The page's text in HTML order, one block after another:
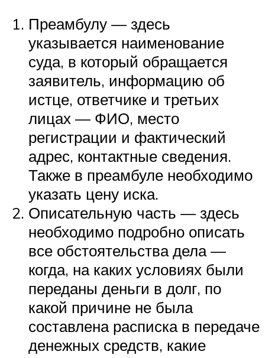
Преамбулу — здесь
указывается наименование
суда, в который обращается
заявитель, информацию об
истце, ответчике и третьих
лицах — ФИО, место
регистрации и фактический
адрес, контактные сведения.
Также в преамбуле необходимо
указать цену иска.
Описательную часть — здесь
необходимо подробно описать
все обстоятельства дела —
когда, на каких условиях были
переданы деньги в долг, по
какой причине не была
составлена расписка в передаче
денежных средств, какие